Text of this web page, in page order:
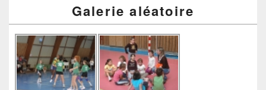
Galerie aléatoire